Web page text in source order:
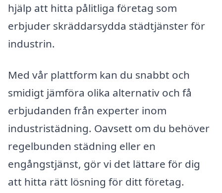
hjälp att hitta pålitliga företag som
erbjuder skräddarsydda städtjänster för
industrin.
Med vår plattform kan du snabbt och
smidigt jämföra olika alternativ och få
erbjudanden från experter inom
industristädning. Oavsett om du behöver
regelbunden städning eller en
engångstjänst, gör vi det lättare för dig
att hitta rätt lösning för ditt företag.